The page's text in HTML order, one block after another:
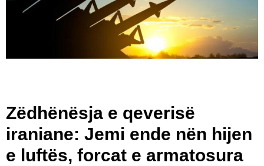
Zëdhënësja e qeverisë
iraniane: Jemi ende nën hijen
e luftës, forcat e armatosura